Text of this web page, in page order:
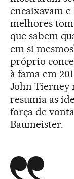
encaixavam e
melhores
que sabem
em si
próprio
à fama em
John Tierney
resumia as
força de
Baumeister.